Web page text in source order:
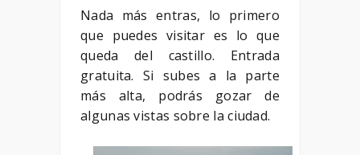
Nada más entras, lo primero
que puedes visitar es lo que
queda del castillo. Entrada
gratuita. Si subes a la parte
más alta, podrás gozar de
algunas vistas sobre la ciudad.